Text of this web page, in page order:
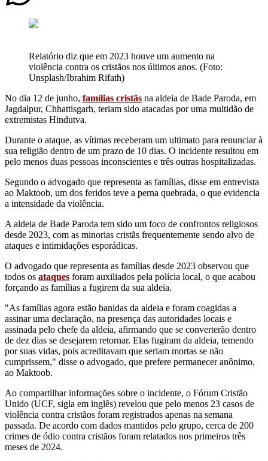
Relatório diz que em 2023 houve um aumento na
violência contra os cristãos nos últimos anos. (Foto:
Unsplash/Ibrahim Rifath)
No dia 12 de junho, famílias cristãs na aldeia de Bade Paroda, em
Jagdalpur, Chhattisgarh, teriam sido atacadas por uma multidão de
extremistas Hindutva.
Durante o ataque, as vítimas receberam um ultimato para renunciar à
sua religião dentro de um prazo de 10 dias. O incidente resultou em
pelo menos duas pessoas inconscientes e três outras hospitalizadas.
Segundo o advogado que representa as famílias, disse em entrevista
ao Maktoob, um dos feridos teve a perna quebrada, o que evidencia
a intensidade da violência.
A aldeia de Bade Paroda tem sido um foco de confrontos religiosos
desde 2023, com as minorias cristãs frequentemente sendo alvo de
ataques e intimidações esporádicas.
O advogado que representa as famílias desde 2023 observou que
todos os ataques foram auxiliados pela polícia local, o que acabou
forçando as famílias a fugirem da sua aldeia.
"As famílias agora estão banidas da aldeia e foram coagidas a
assinar uma declaração, na presença das autoridades locais e
assinada pelo chefe da aldeia, afirmando que se converterão dentro
de dez dias se desejarem retornar. Elas fugiram da aldeia, temendo
por suas vidas, pois acreditavam que seriam mortas se não
cumprissem," disse o advogado, que prefere permanecer anônimo,
ao Maktoob.
Ao compartilhar informações sobre o incidente, o Fórum Cristão
Unido (UCF, sigla em inglês) revelou que pelo menos 23 casos de
violência contra cristãos foram registrados apenas na semana
passada. De acordo com dados mantidos pelo grupo, cerca de 200
crimes de ódio contra cristãos foram relatados nos primeiros três
meses de 2024.